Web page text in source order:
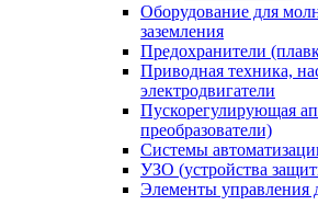
Оборудование для
заземления
Предохранители
Приводная техника,
электродвигатели
Пускорегулирующая
преобразователи)
Системы
УЗО (устройства
Элементы управления